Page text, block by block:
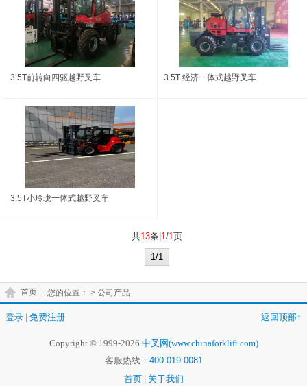
3.5T前转向四驱越野叉车 3.5T 经济一体式越野叉车
3.5T小玲珑一体式越野叉车
共13条| 1/1页
1/1
您的位置：
首页 > 公司产品
登录 免费注册 返回顶部↑
Copyright © 1999-2026 中叉网(www.chinaforklift.com)
客服热线： 400-019-0081
首页
关于我们